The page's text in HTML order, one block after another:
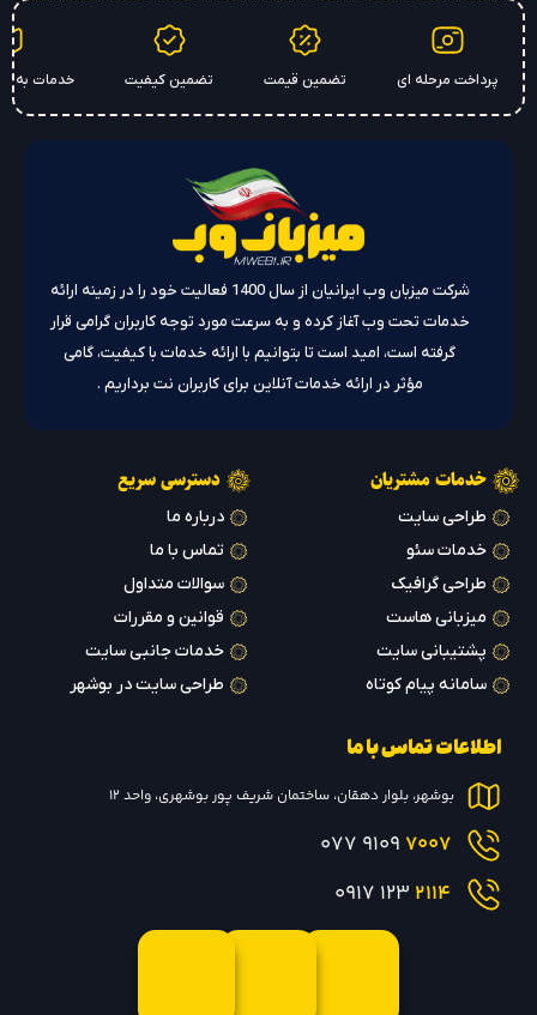
تضمین قیمت تضمین کیفیت خدمات به سراسر کشور
شرکت میزبان وب ایرانیان از سال 1400 فعالیت خود را در زمینه ارائه
خدمات تحت وب آغاز کرده و به سرعت مورد توجه کاربران گرامی قرار
گرفته است، امید است تا بتوانیم با ارائه خدمات با کیفیت، گامی
مؤثر در ارائه خدمات آنلاین برای کاربران نت برداریم .
خدمات مشتریان
طراحی سایت
خدمات سئو
طراحی گرافیک
میزبانی هاست
پشتیبانی سایت
سامانه پیام کوتاه
دسترسی سریع
درباره ما
تماس با ما
سوالات متداول
قوانین و مقررات
خدمات جانبی سایت
طراحی سایت در بوشهر
اطلاعات تماس با ما
بوشهر، بلوار دهقان، ساختمان شریف پور بوشهری، واحد 12
7007
2114